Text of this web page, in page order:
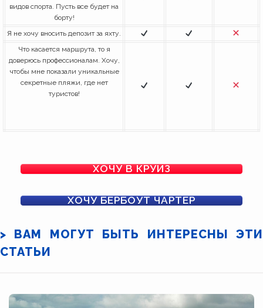
видов спорта. Пусть все будет на
борту!
Я не хочу вносить депозит за яхту.
Что касается маршрута, то я
доверюсь профессионалам. Хочу,
чтобы мне показали уникальные
секретные пляжи, где нет
туристов!
ХОЧУ В КРУИЗ
ХОЧУ БЕРБОУТ ЧАРТЕР
> ВАМ МОГУТ БЫТЬ ИНТЕРЕСНЫ ЭТИ
СТАТЬИ